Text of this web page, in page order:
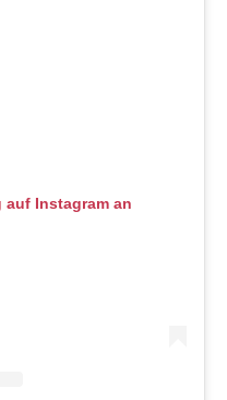
auf Instagram an